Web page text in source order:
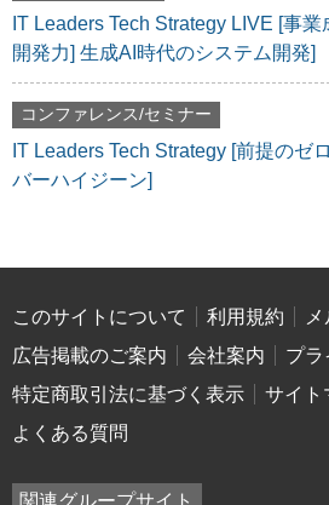
IT Leaders Tech Strategy LIVE [事
開発力] 生成AI時代のシステム開発]
コンファレンス/セミナー
IT Leaders Tech Strategy [前提のゼ
バーハイジーン]
このサイトについて 利用規約
広告掲載のご案内
会社案内
プラ
特定商取引法に基づく表示
サイト
よくある質問